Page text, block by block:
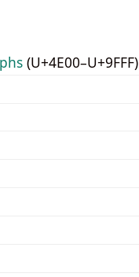
(U+4E00–U+9FFF)